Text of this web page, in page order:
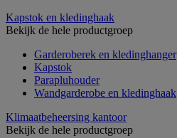
Kapstok en kledinghaak
Bekijk de hele productgroep
Garderoberek en kledinghanger
Kapstok
Parapluhouder
Wandgarderobe en kledinghaak
Klimaatbeheersing kantoor
Bekijk de hele productgroep